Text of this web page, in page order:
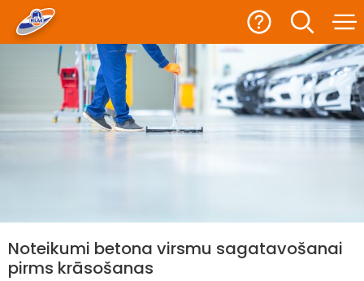
Noteikumi betona virsmu sagatavošanai
pirms krāsošanas